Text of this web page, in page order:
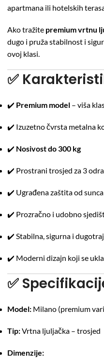
apartmana ili hotelskih
Ako tražite premium vrtnu
dugo i pruža stabilnost i
ovoj klasi.
✅
✔️ Premium model – viša
✔️ Izuzetno čvrsta metalna
✔️ Nosivost do 300 kg
✔️ Prostrani trosjed za 3
✔️ Ugrađena zaštita od sunca
✔️ Prozračno i udobno
✔️ Stabilna, sigurna i
✔️ Moderni dizajn koji se
✅
Model: Milano (premium
Tip:Vrtna ljuljačka – trosjed
Dimenzije: